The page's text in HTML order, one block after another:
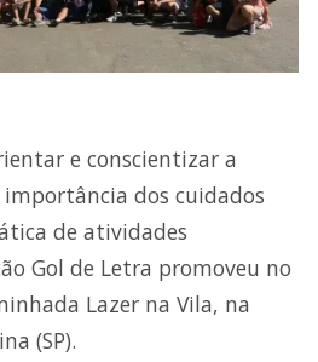
e conscientizar a
dos cuidados
de atividades
Gol de Letra promoveu no
Lazer na Vila, na
(SP).